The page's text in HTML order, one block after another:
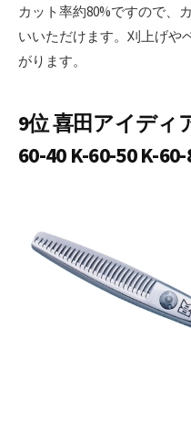
カット率約80%ですので、
いいただけます。刈上げや
がります。
9位 喜田アイディ
60-40 K-60-50 K-